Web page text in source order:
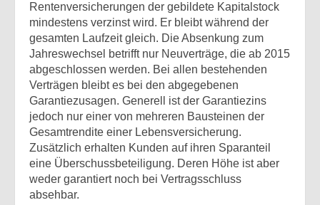
Rentenversicherungen der gebildete Kapitalstock
mindestens verzinst wird. Er bleibt während der
gesamten Laufzeit gleich. Die Absenkung zum
Jahreswechsel betrifft nur Neuverträge, die ab 2015
abgeschlossen werden. Bei allen bestehenden
Verträgen bleibt es bei den abgegebenen
Garantiezusagen. Generell ist der Garantiezins
jedoch nur einer von mehreren Bausteinen der
Gesamtrendite einer Lebensversicherung.
Zusätzlich erhalten Kunden auf ihren Sparanteil
eine Überschussbeteiligung. Deren Höhe ist aber
weder garantiert noch bei Vertragsschluss
absehbar.